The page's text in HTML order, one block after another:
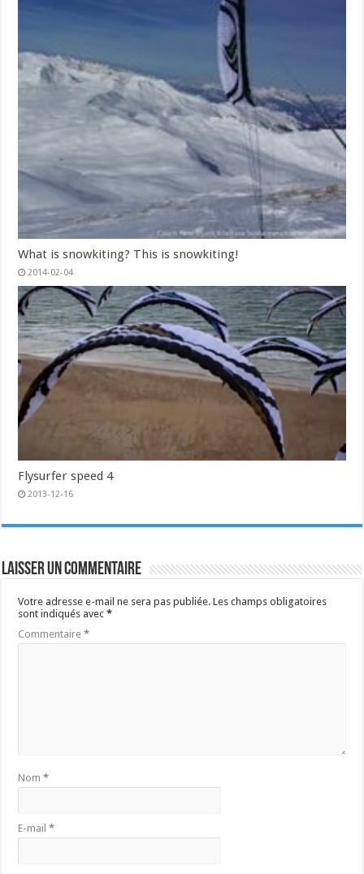
What is snowkiting? This is snowkiting!
2014-02-04
Flysurfer speed 4
2013-12-16
Laisser un commentaire
Votre adresse e-mail ne sera pas publiée. Les champs obligatoires
sont indiqués avec*
Commentaire*
Nom*
E-mail*